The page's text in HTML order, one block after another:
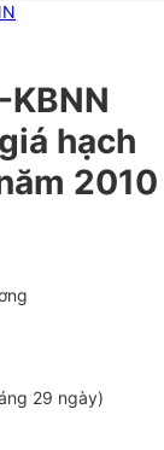
hạch
2010
29 ngày)